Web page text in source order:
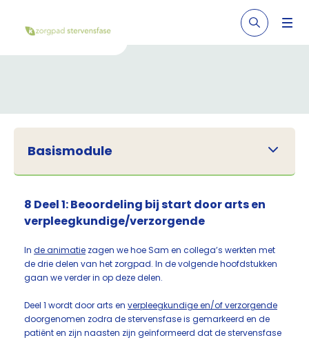
Basismodule
8 Deel 1: Beoordeling bij start door arts en
verpleegkundige/verzorgende
In de animatie zagen we hoe Sam en collega’s werkten met
de drie delen van het zorgpad. In de volgende hoofdstukken
gaan we verder in op deze delen.
Deel 1 wordt door arts en verpleegkundige en/of verzorgende
doorgenomen zodra de stervensfase is gemarkeerd en de
patiënt en zijn naasten zijn geïnformeerd dat de stervensfase